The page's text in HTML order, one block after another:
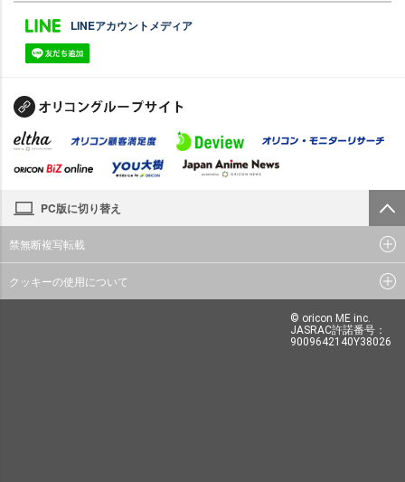
LINEアカウントメディア
PC版に切り替え
禁無断複写転載
クッキーの使用について
© oricon ME inc.
JASRAC許諾番号：
9009642140Y38026